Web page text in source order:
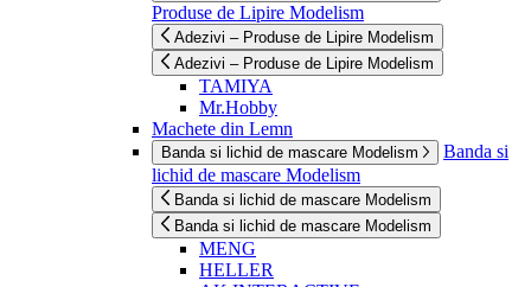
Produse de Lipire Modelism
Adezivi – Produse de Lipire Modelism
Adezivi – Produse de Lipire Modelism
TAMIYA
Mr.Hobby
Machete din Lemn
Banda si lichid de mascare Modelism
Banda si
lichid de mascare Modelism
Banda si lichid de mascare Modelism
Banda si lichid de mascare Modelism
MENG
HELLER